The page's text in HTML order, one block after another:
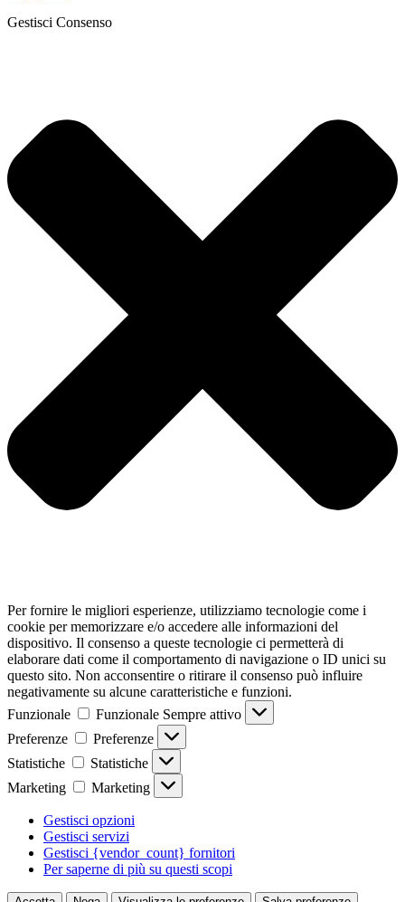
Gestisci Consenso
Per fornire le migliori esperienze, utilizziamo tecnologie come i
cookie per memorizzare e/o accedere alle informazioni del
dispositivo. Il consenso a queste tecnologie ci permetterà di
elaborare dati come il comportamento di navigazione o ID unici su
questo sito. Non acconsentire o ritirare il consenso può influire
negativamente su alcune caratteristiche e funzioni.
Funzionale
Funzionale Sempre attivo
Preferenze
Preferenze
Statistiche
Statistiche
Marketing
Marketing
Gestisci opzioni
Gestisci servizi
Gestisci {vendor_count} fornitori
Per saperne di più su questi scopi